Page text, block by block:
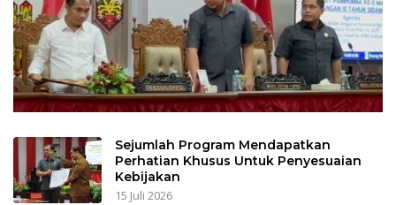
Sejumlah Program Mendapatkan
Perhatian Khusus Untuk Penyesuaian
Kebijakan
15 Juli 2026